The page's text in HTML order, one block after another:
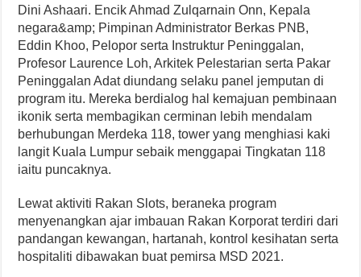
Dini Ashaari. Encik Ahmad Zulqarnain Onn, Kepala
negara&amp; Pimpinan Administrator Berkas PNB,
Eddin Khoo, Pelopor serta Instruktur Peninggalan,
Profesor Laurence Loh, Arkitek Pelestarian serta Pakar
Peninggalan Adat diundang selaku panel jemputan di
program itu. Mereka berdialog hal kemajuan pembinaan
ikonik serta membagikan cerminan lebih mendalam
berhubungan Merdeka 118, tower yang menghiasi kaki
langit Kuala Lumpur sebaik menggapai Tingkatan 118
iaitu puncaknya.
Lewat aktiviti Rakan Slots, beraneka program
menyenangkan ajar imbauan Rakan Korporat terdiri dari
pandangan kewangan, hartanah, kontrol kesihatan serta
hospitaliti dibawakan buat pemirsa MSD 2021.